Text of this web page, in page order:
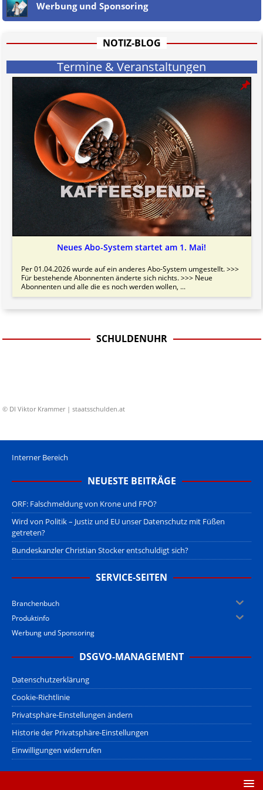
Jener Disclaimer soll sich nicht über gültiges Recht hinwegsetzen und
hat aufgrund der nicht Vertrags-gebundenen Wirksamkeit hpts.
Bitte beachten Sie in dem Zusammenhang auch unsereAGB.
Werbung und Sponsoring
NOTIZ-BLOG
Termine & Veranstaltungen
Neues Abo-System startet am 1. Mai!
Per 01.04.2026 wurde auf ein anderes Abo-System umgestellt. >>>
Für bestehende Abonnenten änderte sich nichts. >>> Neue
Abonnenten und alle die es noch werden wollen, ...
SCHULDENUHR
© DI Viktor Krammer | staatsschulden.at
Interner Bereich
NEUESTE BEITRÄGE
ORF: Falschmeldung von Krone und FPÖ?
Wird von Politik – Justiz und EU unser Datenschutz mit Füßen
getreten?
Bundeskanzler Christian Stocker entschuldigt sich?
SERVICE-SEITEN
Branchenbuch
Produktinfo
Werbung und Sponsoring
DSGVO-MANAGEMENT
Datenschutzerklärung
Cookie-Richtlinie
Privatsphäre-Einstellungen ändern
Historie der Privatsphäre-Einstellungen
Einwilligungen widerrufen